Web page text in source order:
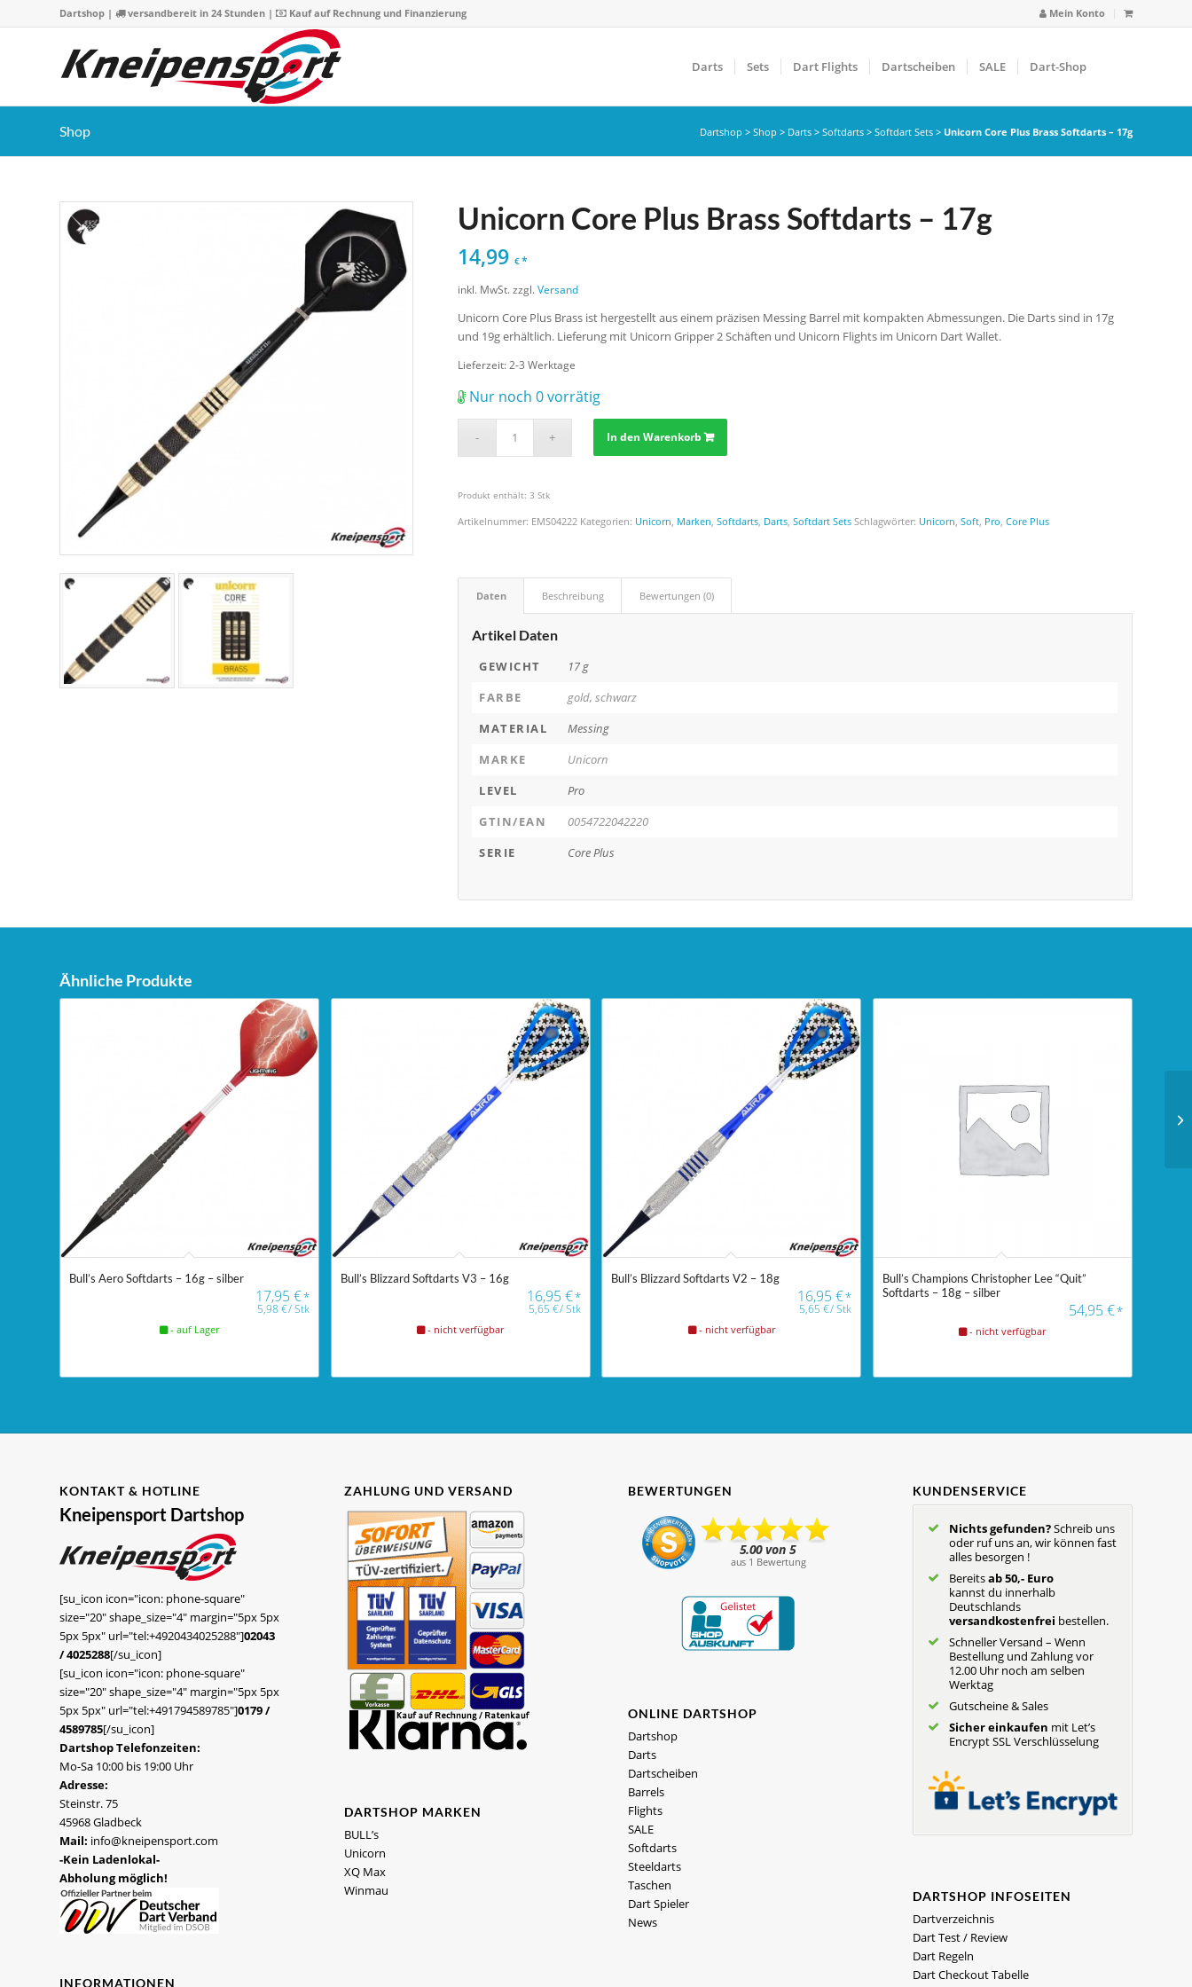
Mein Konto
Dartshop | versandbereit in 24 Stunden | Kauf auf Rechnung und Finanzierung
Darts Sets Dart Flights Dartscheiben SALE Dart-Shop
Shop Dartshop > Shop > Darts > Softdarts > Softdart Sets > Unicorn Core Plus Brass Softdarts – 17g
Unicorn Core Plus Brass Softdarts – 17g
14,99€*
inkl. MwSt. zzgl.Versand
Unicorn Core Plus Brass ist hergestellt aus einem präzisen Messing Barrel mit kompakten Abmessungen. Die Darts sind in 17g
und 19g erhältlich. Lieferung mit Unicorn Gripper 2 Schäften und Unicorn Flights im Unicorn Dart Wallet.
Lieferzeit: 2-3 Werktage
Nur noch 0 vorrätig
In den Warenkorb
Produkt enthält: 3Stk
Artikelnummer: EMS04222 Kategorien: Unicorn Marken ,Softdarts Darts ,Softdart Sets Schlagwörter: Unicorn ,Soft Pro ,Core Plus
Daten Beschreibung Bewertungen (0)
Artikel Daten
GEWICHT
17 g
FARBE
gold, schwarz
MATERIAL
Messing
MARKE
Unicorn
LEVEL
Pro
GTIN/EAN
0054722042220
SERIE
Core Plus
Ähnliche Produkte
Bull’s Aero Softdarts – 16g – silber
17,95€*
5,98€/Stk
- auf Lager
Bull’s Blizzard Softdarts V3 – 16g
16,95€*
5,65 €/Stk
- nicht verfügbar
Bull’s Blizzard Softdarts V2 – 18g
16,95€*
5,65€/Stk
- nicht verfügbar
Bull’s Champions Christopher Lee “Quit”
Softdarts – 18g – silber
54,95€*
- nicht verfügbar
KONTAKT & HOTLINE
Kneipensport Dartshop
[su_icon icon="icon: phone-square"
size="20" shape_size="4" margin="5px 5px
5px 5px" url="tel:+4920434025288"]02043
/ 4025288[/su_icon]
[su_icon icon="icon: phone-square"
size="20" shape_size="4" margin="5px 5px
5px 5px" url="tel:+491794589785"]0179 /
4589785[/su_icon]
Dartshop Telefonzeiten:
Mo-Sa 10:00 bis 19:00 Uhr
Adresse:
Steinstr. 75
45968 Gladbeck
Mail: info@kneipensport.com
-Kein Ladenlokal-
Abholung möglich!
INFORMATIONEN
ZAHLUNG UND VERSAND
DARTSHOP MARKEN
BULL’s
Unicorn
XQ Max
Winmau
BEWERTUNGEN
ONLINE DARTSHOP
Dartshop
Darts
Dartscheiben
Barrels
Flights
SALE
Softdarts
Steeldarts
Taschen
Dart Spieler
News
KUNDENSERVICE
Nichts gefunden?Schreib uns
oder ruf uns an, wir können fast
alles besorgen !
Bereitsab 50,- Euro
kannst du innerhalb
Deutschlands
versandkostenfrei bestellen.
Schneller Versand – Wenn
Bestellung und Zahlung vor
12.00 Uhr noch am selben
Werktag
Gutscheine & Sales
Sicher einkaufen mit Let’s
Encrypt SSL Verschlüsselung
DARTSHOP INFOSEITEN
Dartverzeichnis
Dart Test / Review
Dart Regeln
Dart Checkout Tabelle